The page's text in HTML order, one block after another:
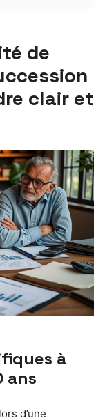
de
clair et
à
ans
d’une